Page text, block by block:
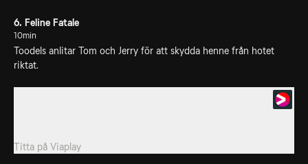
6. Feline Fatale
10min
Toodels anlitar Tom och Jerry för att skydda henne från hotet
riktat.
Titta på Viaplay